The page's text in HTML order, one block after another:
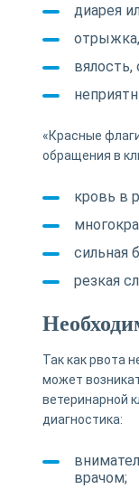
диарея
«Красные
обращения в
кровь в
сильная
резкая
Так как рвота
может
ветеринарной
диагностика:
врачом;